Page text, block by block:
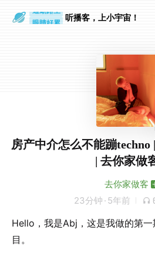
眼睛好累 听播客，上小宇宙！
房产中介怎么不能蹦
| 去你家做
去你家做客
23分钟 · 5年前
Hello，我是Abj，这是我做的第
目。